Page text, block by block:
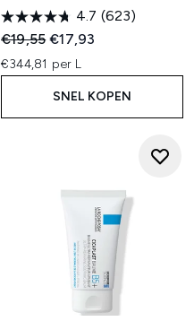
4.7 (623)
Recommended Retail Price:
€19,55Huidige prijs:
€17,93
€344,81 per L
SNEL KOPEN